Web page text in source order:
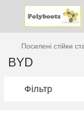
Посилені стійки
BYD
Фільтр